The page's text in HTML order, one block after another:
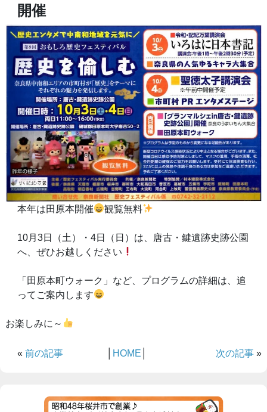
開催
本年は田原本開催 観覧無料
10月3日（土）・4日（日）は、唐古・鍵遺跡史跡公園
へ、ぜひお越しください
「田原本町ウォーク」など、プログラムの詳細は、追
ってご案内します
お楽しみに～
« 前の記事 HOME 次の記事 »